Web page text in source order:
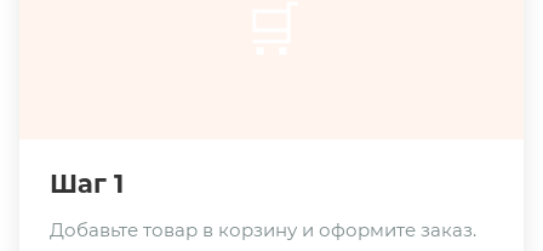
Шаг 1
Добавьте товар в корзину и оформите заказ.